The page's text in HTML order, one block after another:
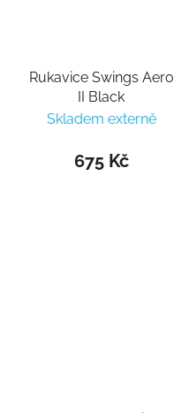
Rukavice Swings Aero
II Black
Skladem externě
675 Kč